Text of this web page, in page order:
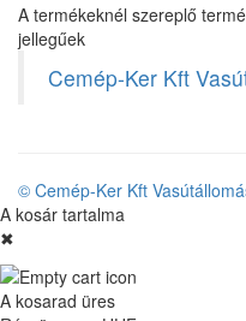
A termékeknél szereplő
jellegűek
Cemép-Ker Kft
© Cemép-Ker Kft
A kosár tartalma
✖
A kosarad üres